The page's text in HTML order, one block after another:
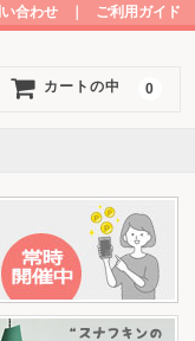
合わせ ご利用ガイド
カートの中 0